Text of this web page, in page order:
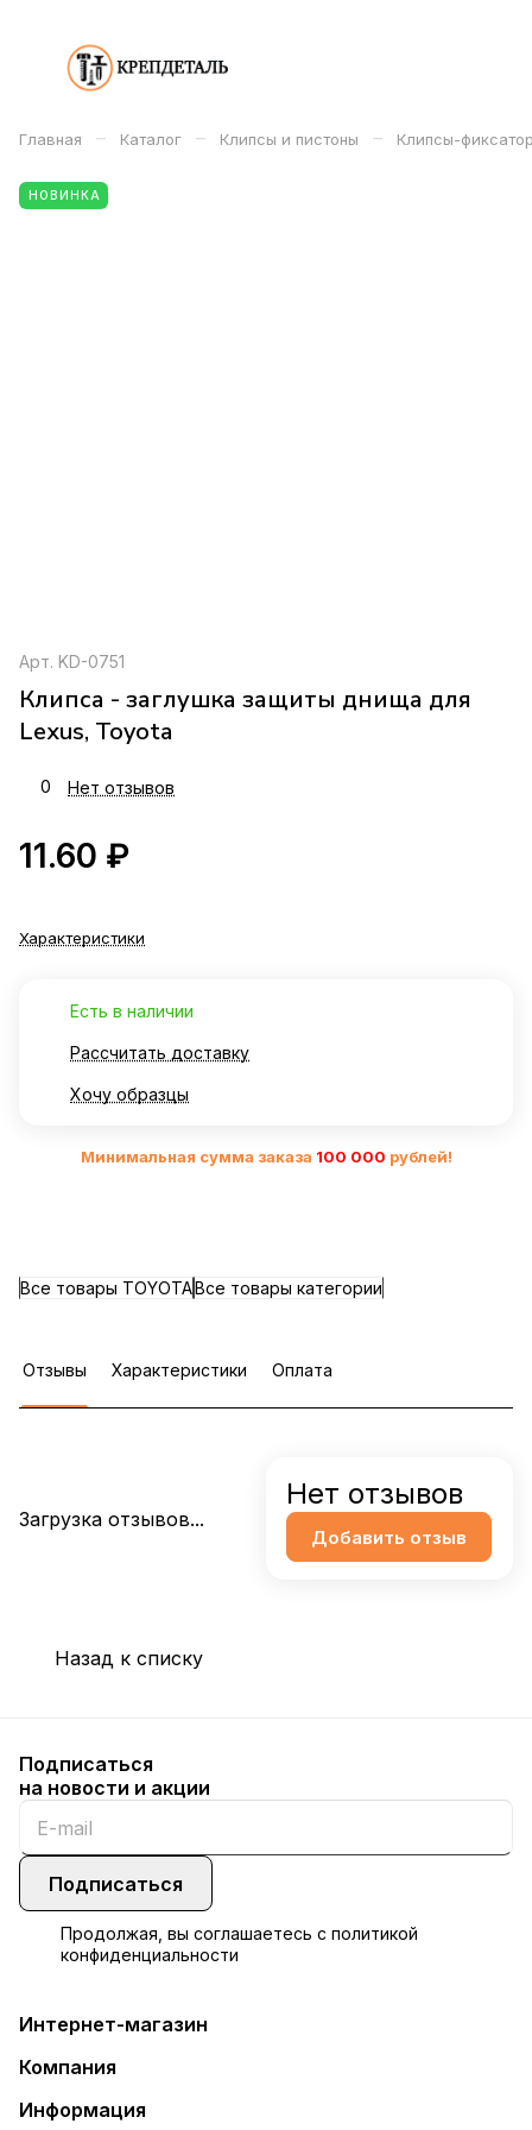
Главная – Каталог – Клипсы и пистоны – Клипсы-
НОВИНКА
Арт. KD-0751
Клипса - заглушка защиты днища для
Lexus, Toyota
0 Нет отзывов
11.60 ₽
Характеристики
Есть в наличии
Рассчитать доставку
Хочу образцы
Минимальная сумма заказа 100 000 рублей!
Все товары TOYOTAВсе товары категории
Отзывы Характеристики Оплата
Загрузка отзывов...
Нет отзывов
Добавить отзыв
Назад к списку
Подписаться
на новости и акции
Подписаться
Продолжая, вы соглашаетесь с политикой
конфиденциальности
Интернет-магазин
Компания
Информация